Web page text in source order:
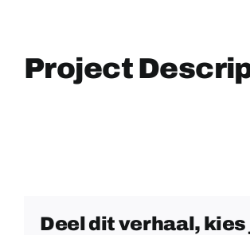
Project
Deel dit verhaal,